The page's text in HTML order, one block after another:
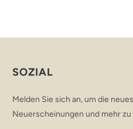
SOZIAL
Melden Sie sich an, um die
Neuerscheinungen und mehr zu